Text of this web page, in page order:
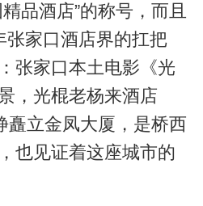
品酒店”的称号，而且
张家口酒店界的扛把
张家口本土电影《光
，光棍老杨来酒店
矗立金凤大厦，是桥西
也见证着这座城市的